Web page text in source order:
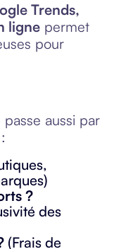
Trends,
ligne permet
pour
aussi par
?
des
(Frais de